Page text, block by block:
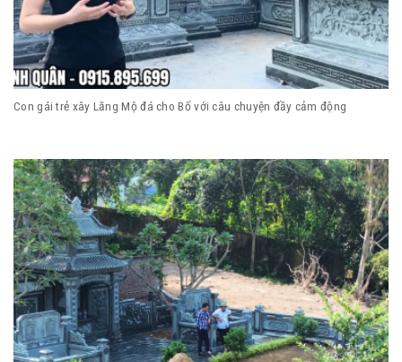
Con gái trẻ xây Lăng Mộ đá cho Bố với câu chuyện đầy cảm động